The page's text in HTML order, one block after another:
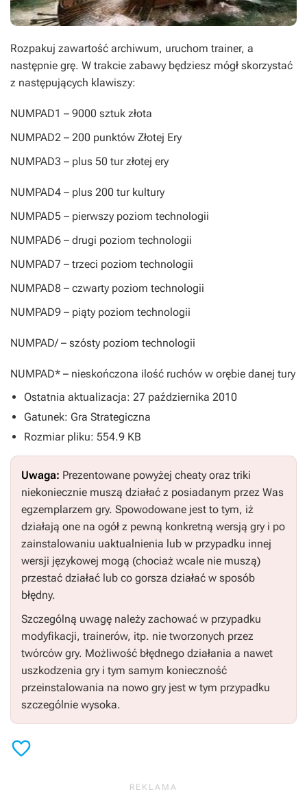
Rozpakuj zawartość archiwum, uruchom trainer, a
następnie grę. W trakcie zabawy będziesz mógł skorzystać
z następujących klawiszy:
NUMPAD1 – 9000 sztuk złota
NUMPAD2 – 200 punktów Złotej Ery
NUMPAD3 – plus 50 tur złotej ery
NUMPAD4 – plus 200 tur kultury
NUMPAD5 – pierwszy poziom technologii
NUMPAD6 – drugi poziom technologii
NUMPAD7 – trzeci poziom technologii
NUMPAD8 – czwarty poziom technologii
NUMPAD9 – piąty poziom technologii
NUMPAD/ – szósty poziom technologii
NUMPAD* – nieskończona ilość ruchów w orębie danej tury
Ostatnia aktualizacja: 27 października 2010
Gatunek: Gra Strategiczna
Rozmiar pliku: 554.9 KB
Uwaga: Prezentowane powyżej cheaty oraz triki
niekoniecznie muszą działać z posiadanym przez Was
egzemplarzem gry. Spowodowane jest to tym, iż
działają one na ogół z pewną konkretną wersją gry i po
zainstalowaniu uaktualnienia lub w przypadku innej
wersji językowej mogą (chociaż wcale nie muszą)
przestać działać lub co gorsza działać w sposób
błędny.
Szczególną uwagę należy zachować w przypadku
modyfikacji, trainerów, itp. nie tworzonych przez
twórców gry. Możliwość błędnego działania a nawet
uszkodzenia gry i tym samym konieczność
przeinstalowania na nowo gry jest w tym przypadku
szczególnie wysoka.
